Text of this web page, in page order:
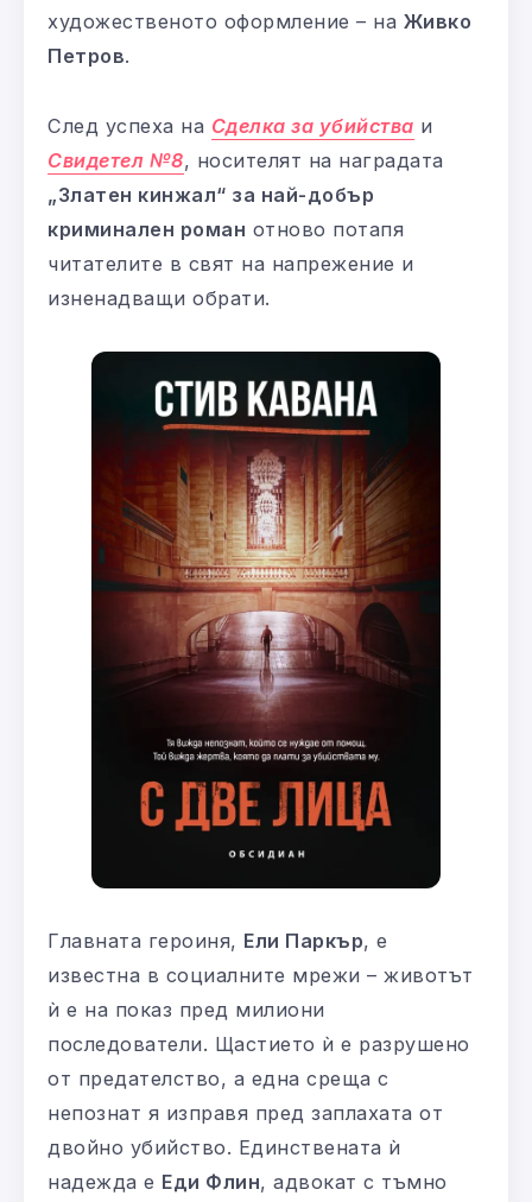
художественото оформление – на Живко
Петров.
След успеха на Сделка за убийства и
Свидетел №8, носителят на наградата
„Златен кинжал“ за най-добър
криминален роман отново потапя
читателите в свят на напрежение и
изненадващи обрати.
Главната героиня, Ели Паркър, е
известна в социалните мрежи – животът
ѝ е на показ пред милиони
последователи. Щастието ѝ е разрушено
от предателство, а една среща с
непознат я изправя пред заплахата от
двойно убийство. Единствената ѝ
надежда е Еди Флин, адвокат с тъмно